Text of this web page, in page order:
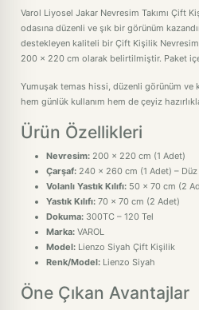
Varol Liyosel Jakar Nevresim Takımı Çift
odasına düzenli ve şık bir görünüm
destekleyen kaliteli bir Çift Kişilik Nevresim
200 x 220 cm olarak belirtilmiştir. Paket
Yumuşak temas hissi, düzenli görünüm ve
hem günlük kullanım hem de çeyiz
Ürün Özellikleri
Nevresim: 200 x 220 cm (1 Adet)
Çarşaf: 240 x 260 cm (1 Adet) –
Volanlı Yastık Kılıfı: 50 x 70 cm (2
Yastık Kılıfı: 70 x 70 cm (2 Adet)
Dokuma: 300TC – 120 Tel
Marka: VAROL
Model: Lienzo Siyah Çift Kişilik
Renk/Model: Lienzo Siyah
Öne Çıkan Avantajlar